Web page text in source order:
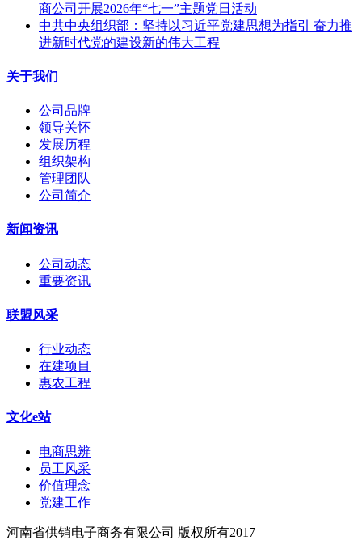
商公司开展2026年“七一”主题党日活动
中共中央组织部：坚持以习近平党建思想为指引 奋力推
进新时代党的建设新的伟大工程
关于我们
公司品牌
领导关怀
发展历程
组织架构
管理团队
公司简介
新闻资讯
公司动态
重要资讯
联盟风采
行业动态
在建项目
惠农工程
文化e站
电商思辨
员工风采
价值理念
党建工作
河南省供销电子商务有限公司 版权所有2017